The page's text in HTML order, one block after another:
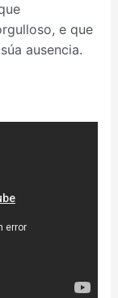
e que
ausencia.